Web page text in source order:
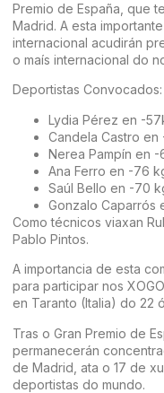
Premio de España, que
Madrid. A esta
internacional acudirán
o maís internacional do
Deportistas Convocados:
Lydia Pérez en -
Candela Castro en
Nerea Pampín en -
Ana Ferro en -76
Saúl Bello en -70
Gonzalo Caparrós
Como técnicos viaxan
Pablo Pintos.
A importancia de esta
para participar nos
en Taranto (Italia) do 22
Tras o Gran Premio de
permanecerán
de Madrid, ata o 17 de
deportistas do mundo.